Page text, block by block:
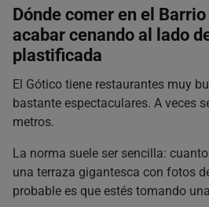
Dónde comer en el
acabar cenando al lado
plastificada
El Gótico tiene restaurantes muy
bastante espectaculares. A veces
metros.
La norma suele ser sencilla:
una terraza gigantesca con fotos
probable es que estés tomando